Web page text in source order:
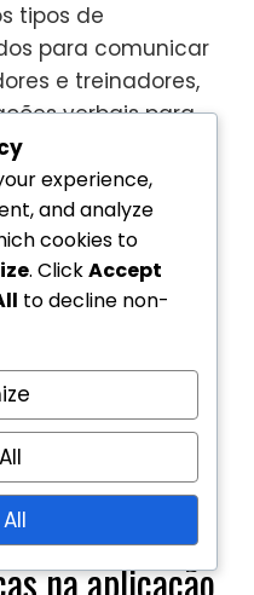
tipos de
para comunicar
e treinadores,
verbais para
outros eventos do
é vital para
que estão a ser
de arbitragem
jogadas e
dos
jogo.
na aplicação
experience,
and analyze
cookies to
. ClickAccept
to decline non-